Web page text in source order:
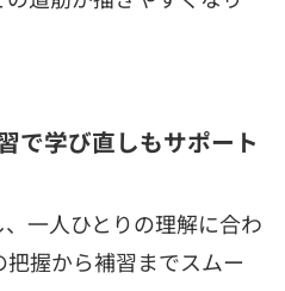
で学び直しもサポート
一人ひとりの理解に合わ
握から補習までスムー